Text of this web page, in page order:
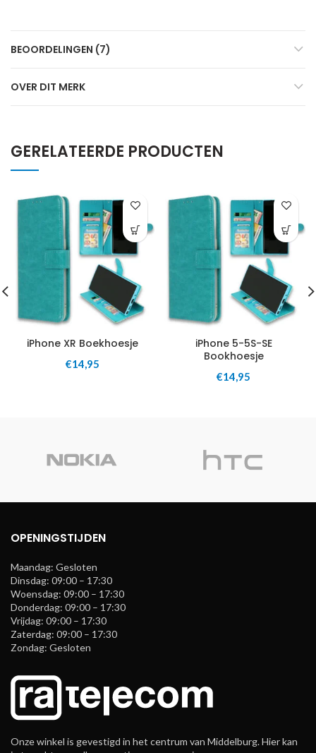
BEOORDELINGEN (7)
OVER DIT MERK
GERELATEERDE PRODUCTEN
iPhone XR Boekhoesje
€14,95
iPhone 5-5S-SE
Bookhoesje
€14,95
OPENINGSTIJDEN
Maandag: Gesloten
Dinsdag: 09:00 – 17:30
Woensdag: 09:00 – 17:30
Donderdag: 09:00 – 17:30
Vrijdag: 09:00 – 17:30
Zaterdag: 09:00 – 17:30
Zondag: Gesloten
Onze winkel is gevestigd in het centrum van Middelburg. Hier kan